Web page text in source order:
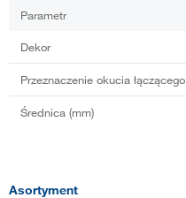
Parametr
Dekor
Przeznaczenie okucia łączącego
Średnica (mm)
Asortyment